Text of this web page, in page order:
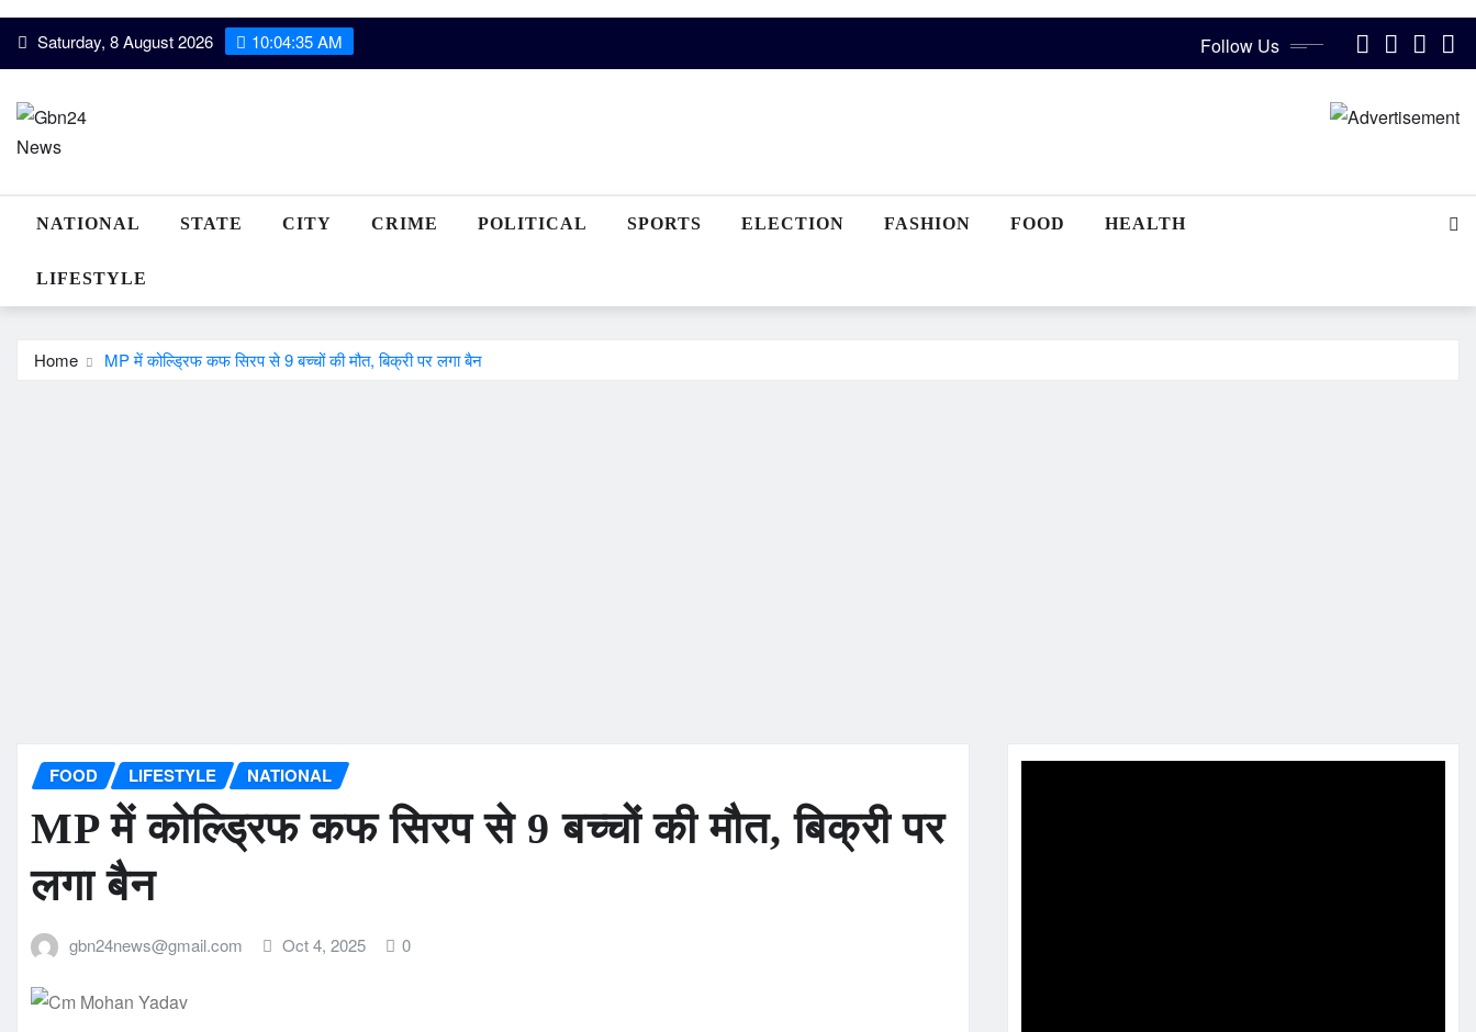
Skip Saturday, 8 August 2026 10:04:35 AM Follow Us
NATIONAL STATE CITY CRIME POLITICAL SPORTS ELECTION FASHION FOOD HEALTH
LIFESTYLE
Home MP में कोल्ड्रिफ कफ सिरप से 9 बच्चों की मौत, बिक्री पर लगा बैन
FOOD LIFESTYLE NATIONAL
MP में कोल्ड्रिफ कफ सिरप से 9 बच्चों की मौत, बिक्री पर
लगा बैन
gbn24news@gmail.com Oct 4, 2025 0